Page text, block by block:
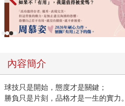
內容簡介
球技只是開始，態度才是關鍵；
勝負只是片刻，品格才是一生的實力。